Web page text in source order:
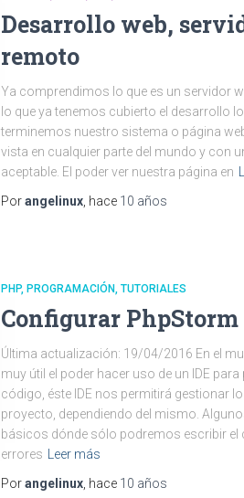
Desarrollo web,
remoto
Ya comprendimos lo que es un servidor
lo que ya tenemos cubierto el desarrollo
terminemos nuestro sistema o página
vista en cualquier parte del mundo y con
aceptable. El poder ver nuestra página en
Porangelinux , hace 10 años
PHP PROGRAMACIÓN TUTORIALES
Configurar PhpStorm
Última actualización: 19/04/2016 En el
muy útil el poder hacer uso de un IDE
código, éste IDE nos permitirá gestionar
proyecto, dependiendo del mismo.
básicos dónde sólo podremos escribir el
errores
Leer más
Porangelinux , hace 10 años